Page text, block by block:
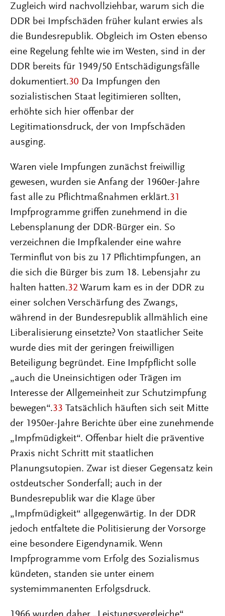
Zugleich wird nachvollziehbar, warum sich die
DDR bei Impfschäden früher kulant erwies als
die Bundesrepublik. Obgleich im Osten ebenso
eine Regelung fehlte wie im Westen, sind in der
DDR bereits für 1949/50 Entschädigungsfälle
dokumentiert.30 Da Impfungen den
sozialistischen Staat legitimieren sollten,
erhöhte sich hier offenbar der
Legitimationsdruck, der von Impfschäden
ausging.
Waren viele Impfungen zunächst freiwillig
gewesen, wurden sie Anfang der 1960er-Jahre
fast alle zu Pflichtmaßnahmen erklärt.31
Impfprogramme griffen zunehmend in die
Lebensplanung der DDR-Bürger ein. So
verzeichnen die Impfkalender eine wahre
Terminflut von bis zu 17 Pflichtimpfungen, an
die sich die Bürger bis zum 18. Lebensjahr zu
halten hatten.32 Warum kam es in der DDR zu
einer solchen Verschärfung des Zwangs,
während in der Bundesrepublik allmählich eine
Liberalisierung einsetzte? Von staatlicher Seite
wurde dies mit der geringen freiwilligen
Beteiligung begründet. Eine Impfpflicht solle
„auch die Uneinsichtigen oder Trägen im
Interesse der Allgemeinheit zur Schutzimpfung
bewegen“.33 Tatsächlich häuften sich seit Mitte
der 1950er-Jahre Berichte über eine zunehmende
„Impfmüdigkeit“. Offenbar hielt die präventive
Praxis nicht Schritt mit staatlichen
Planungsutopien. Zwar ist dieser Gegensatz kein
ostdeutscher Sonderfall; auch in der
Bundesrepublik war die Klage über
„Impfmüdigkeit“ allgegenwärtig. In der DDR
jedoch entfaltete die Politisierung der Vorsorge
eine besondere Eigendynamik. Wenn
Impfprogramme vom Erfolg des Sozialismus
kündeten, standen sie unter einem
systemimmanenten Erfolgsdruck.